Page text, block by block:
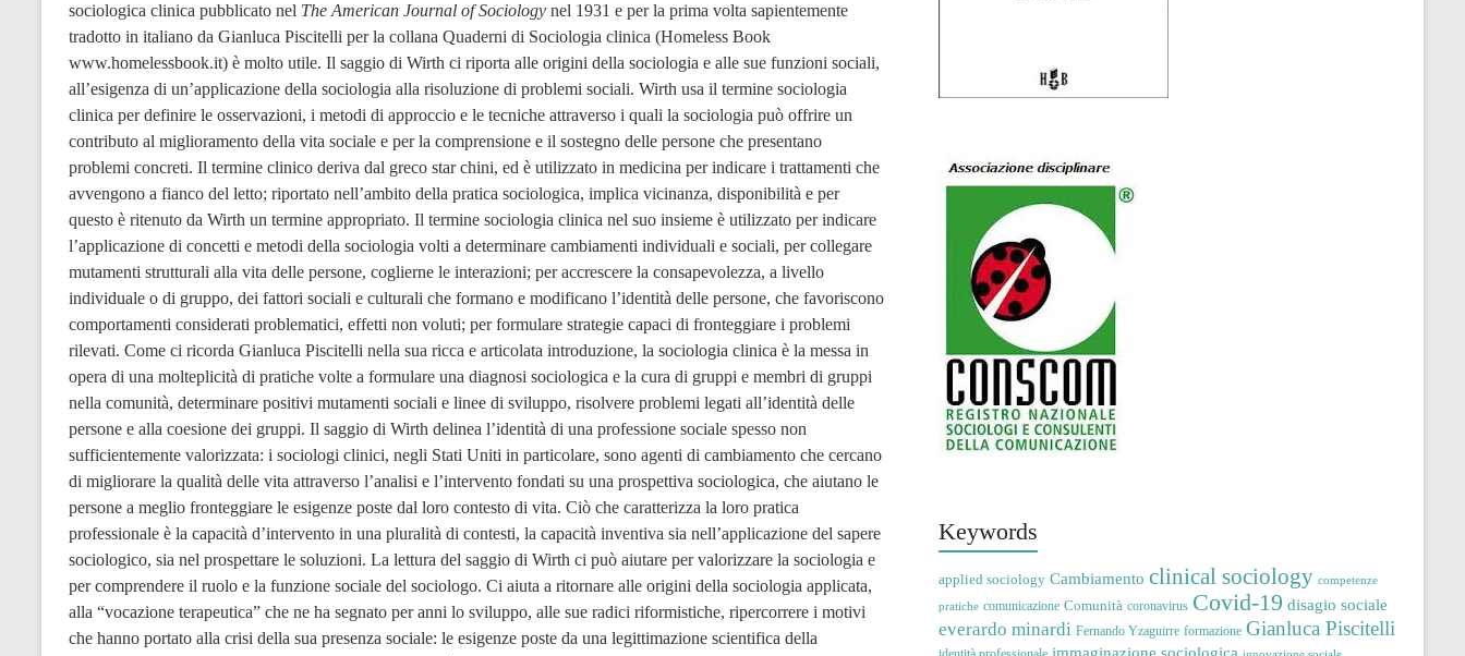
sociologica clinica pubblicato nel The American Journal of Sociology nel 1931 e per la prima volta sapientemente
tradotto in italiano da Gianluca Piscitelli per la collana Quaderni di Sociologia clinica (Homeless Book
www.homelessbook.it) è molto utile. Il saggio di Wirth ci riporta alle origini della sociologia e alle sue funzioni sociali,
all’esigenza di un’applicazione della sociologia alla risoluzione di problemi sociali. Wirth usa il termine sociologia
clinica per definire le osservazioni, i metodi di approccio e le tecniche attraverso i quali la sociologia può offrire un
contributo al miglioramento della vita sociale e per la comprensione e il sostegno delle persone che presentano
problemi concreti. Il termine clinico deriva dal greco star chini, ed è utilizzato in medicina per indicare i trattamenti che
avvengono a fianco del letto; riportato nell’ambito della pratica sociologica, implica vicinanza, disponibilità e per
questo è ritenuto da Wirth un termine appropriato. Il termine sociologia clinica nel suo insieme è utilizzato per indicare
l’applicazione di concetti e metodi della sociologia volti a determinare cambiamenti individuali e sociali, per collegare
mutamenti strutturali alla vita delle persone, coglierne le interazioni; per accrescere la consapevolezza, a livello
individuale o di gruppo, dei fattori sociali e culturali che formano e modificano l’identità delle persone, che favoriscono
comportamenti considerati problematici, effetti non voluti; per formulare strategie capaci di fronteggiare i problemi
rilevati. Come ci ricorda Gianluca Piscitelli nella sua ricca e articolata introduzione, la sociologia clinica è la messa in
opera di una molteplicità di pratiche volte a formulare una diagnosi sociologica e la cura di gruppi e membri di gruppi
nella comunità, determinare positivi mutamenti sociali e linee di sviluppo, risolvere problemi legati all’identità delle
persone e alla coesione dei gruppi. Il saggio di Wirth delinea l’identità di una professione sociale spesso non
sufficientemente valorizzata: i sociologi clinici, negli Stati Uniti in particolare, sono agenti di cambiamento che cercano
di migliorare la qualità delle vita attraverso l’analisi e l’intervento fondati su una prospettiva sociologica, che aiutano le
persone a meglio fronteggiare le esigenze poste dal loro contesto di vita. Ciò che caratterizza la loro pratica
professionale è la capacità d’intervento in una pluralità di contesti, la capacità inventiva sia nell’applicazione del sapere
sociologico, sia nel prospettare le soluzioni. La lettura del saggio di Wirth ci può aiutare per valorizzare la sociologia e
per comprendere il ruolo e la funzione sociale del sociologo. Ci aiuta a ritornare alle origini della sociologia applicata,
alla “vocazione terapeutica” che ne ha segnato per anni lo sviluppo, alle sue radici riformistiche, ripercorrere i motivi
che hanno portato alla crisi della sua presenza sociale: le esigenze poste da una legittimazione scientifica della
Keywords
applied sociology Cambiamento clinical sociology competenze
pratiche comunicazione Comunità coronavirus Covid-19 disagio sociale
everardo minardi Fernando Yzaguirre formazione Gianluca Piscitelli